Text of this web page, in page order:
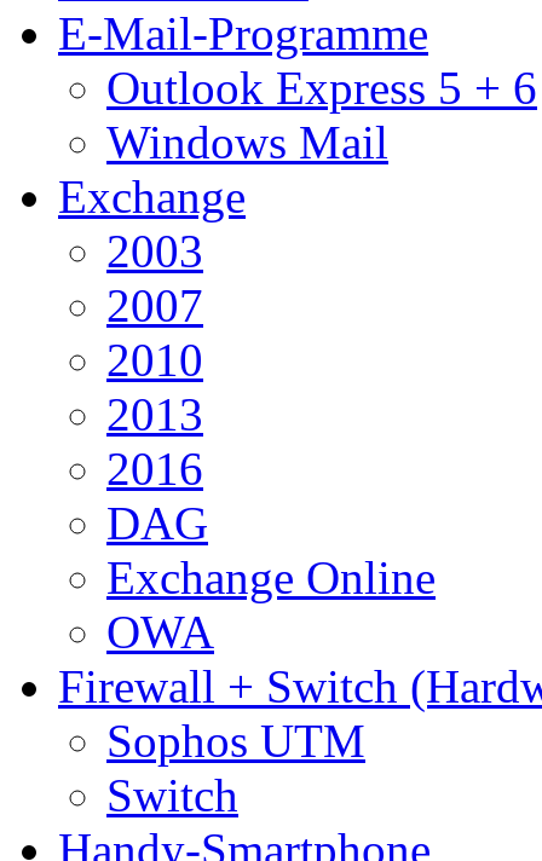
E-Mail-Programme
Outlook Express 5 + 6
Windows Mail
Exchange
2003
2007
2010
2013
2016
DAG
Exchange Online
OWA
Firewall + Switch
Sophos UTM
Switch
Handy-Smartphone